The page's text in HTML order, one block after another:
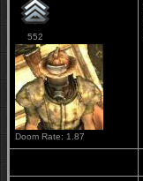
552
Doom Rate: 1.87